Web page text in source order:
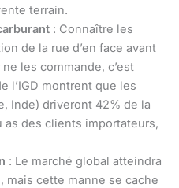
terrain.
: Connaître les
de la rue d’en face avant
les commande, c’est
l’IGD montrent que les
Inde) driveront 42% de la
as des clients importateurs,
: Le marché global atteindra
mais cette manne se cache